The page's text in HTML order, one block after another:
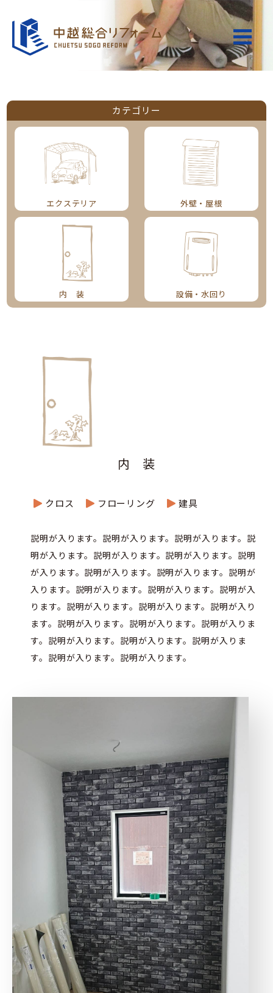
カテゴリー
エクステリア 外壁・屋根
内 装 設備・水回り
内 装
クロス フローリング 建具
説明が入ります。説明が入ります。説明が入ります。説
明が入ります。説明が入ります。説明が入ります。説明
が入ります。説明が入ります。説明が入ります。説明が
入ります。説明が入ります。説明が入ります。説明が入
ります。説明が入ります。説明が入ります。説明が入り
ます。説明が入ります。説明が入ります。説明が入りま
す。説明が入ります。説明が入ります。説明が入りま
す。説明が入ります。説明が入ります。